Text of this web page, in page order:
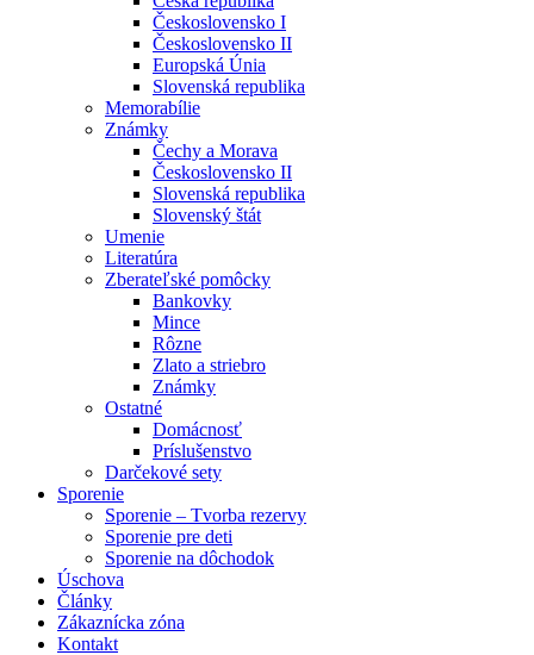
Československo I
Československo II
Europská Únia
Slovenská republika
Memorabílie
Známky
Čechy a Morava
Československo II
Slovenská republika
Slovenský štát
Umenie
Literatúra
Zberateľské pomôcky
Bankovky
Mince
Rôzne
Zlato a striebro
Známky
Ostatné
Domácnosť
Príslušenstvo
Darčekové sety
Sporenie
Sporenie – Tvorba rezervy
Sporenie pre deti
Sporenie na dôchodok
Úschova
Články
Zákaznícka zóna
Kontakt